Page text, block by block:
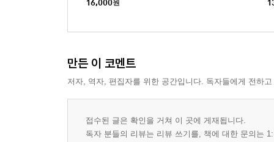
16,000원
만든 이 코멘트
저자, 역자, 편집자를 위한 공간입니다. 독자들에게 전하
접수된 글은 확인을 거쳐 이 곳에 게재됩니다.
독자 분들의 리뷰는 리뷰 쓰기를, 책에 대한 문의는